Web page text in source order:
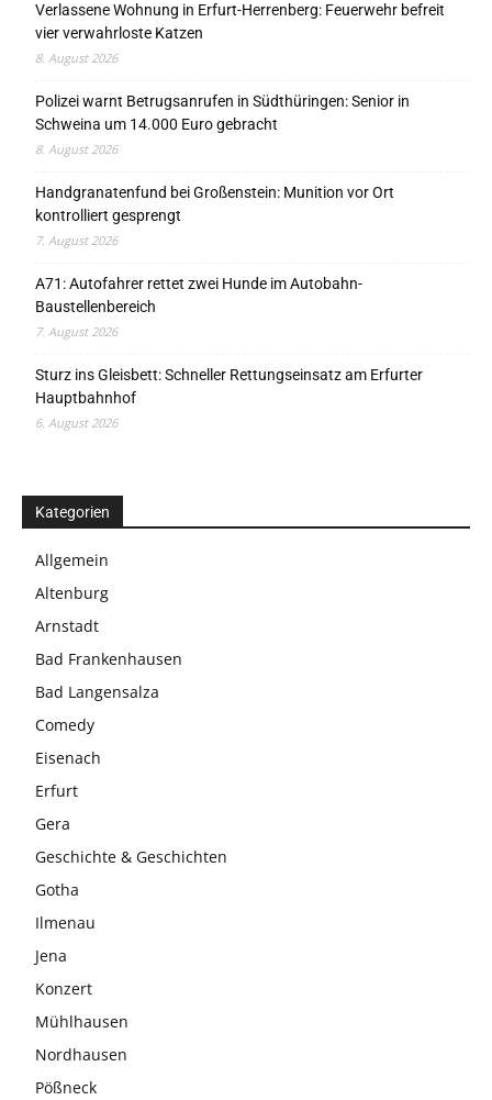
Verlassene Wohnung in Erfurt-Herrenberg: Feuerwehr befreit
vier verwahrloste Katzen
8. August 2026
Polizei warnt Betrugsanrufen in Südthüringen: Senior in
Schweina um 14.000 Euro gebracht
8. August 2026
Handgranatenfund bei Großenstein: Munition vor Ort
kontrolliert gesprengt
7. August 2026
A71: Autofahrer rettet zwei Hunde im Autobahn-
Baustellenbereich
7. August 2026
Sturz ins Gleisbett: Schneller Rettungseinsatz am Erfurter
Hauptbahnhof
6. August 2026
Kategorien
Allgemein
Altenburg
Arnstadt
Bad Frankenhausen
Bad Langensalza
Comedy
Eisenach
Erfurt
Gera
Geschichte & Geschichten
Gotha
Ilmenau
Jena
Konzert
Mühlhausen
Nordhausen
Pößneck